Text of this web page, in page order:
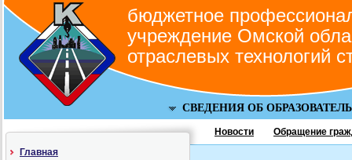
бюджетное
учреждение Омской
отраслевых технологий
СВЕДЕНИЯ ОБ
Новости
Обращение
Главная